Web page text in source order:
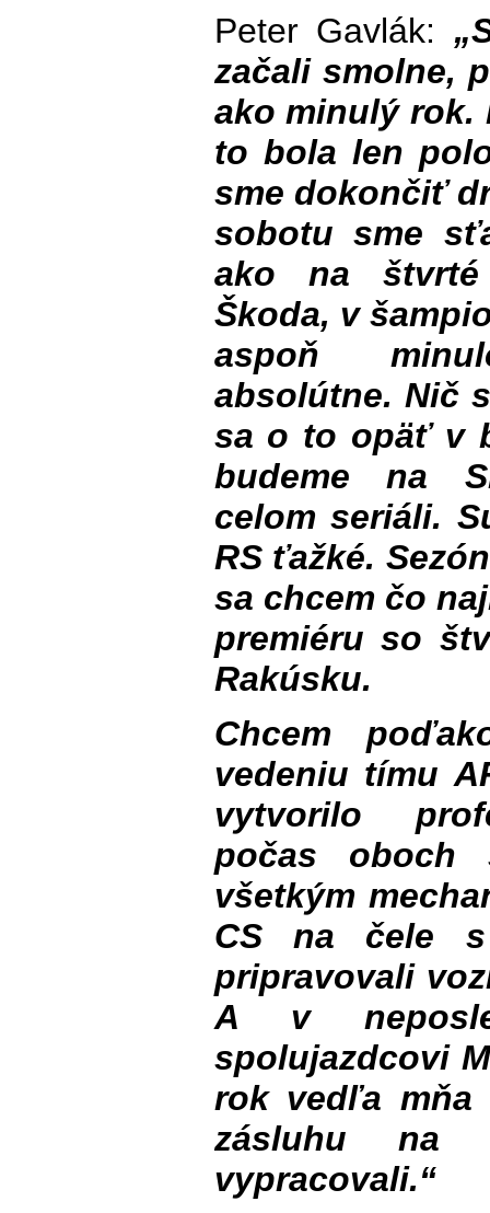
Peter Gavlák:
začali smolne,
ako minulý rok.
to bola len
sme dokončiť
sobotu sme
ako na
Škoda, v
aspoň
absolútne. Nič
sa o to opäť v
budeme na
celom seriáli.
RS ťažké.
sa chcem čo
premiéru so
Rakúsku.
Chcem
vedeniu tímu
vytvorilo
počas oboch
všetkým
CS na čele s
pripravovali
A v
spolujazdcovi
rok vedľa
zásluhu
vypracovali.“